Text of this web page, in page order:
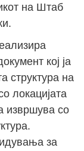
на Штаб
кој ја
структура на
локацијата
извршува со
за